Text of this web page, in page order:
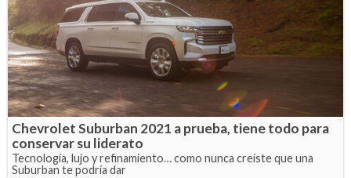
Chevrolet Suburban 2021 a prueba, tiene todo para
conservar su liderato
Tecnología, lujo y refinamiento… como nunca creíste que una
Suburban te podría dar